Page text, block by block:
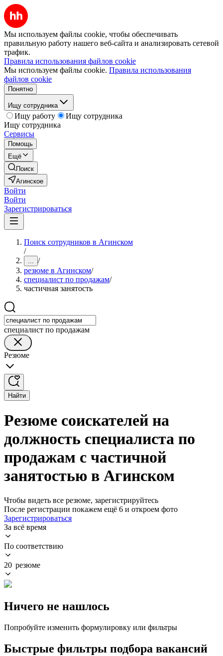
Мы используем файлы cookie, чтобы обеспечивать
правильную работу нашего веб-сайта и анализировать сетевой
трафик.
Правила использования файлов cookie
Мы используем файлы cookie. Правила использования
файлов cookie
Понятно
Ищу сотрудника
Ищу работу
Ищу сотрудника
Ищу сотрудника
Сервисы
Помощь
Ещё
Поиск
Агинское
Войти
Войти
Зарегистрироваться
Поиск сотрудников в Агинском
/
... /
резюме в Агинском/
специалист по продажам/
частичная занятость
специалист по продажам
Резюме
Найти
Резюме соискателей на
должность специалиста по
продажам с частичной
занятостью в Агинском
Чтобы видеть все резюме, зарегистрируйтесь
После регистрации покажем ещё 6 и откроем фото
Зарегистрироваться
За всё время
По соответствию
20 резюме
Ничего не нашлось
Попробуйте изменить формулировку или фильтры
Быстрые фильтры подбора вакансий